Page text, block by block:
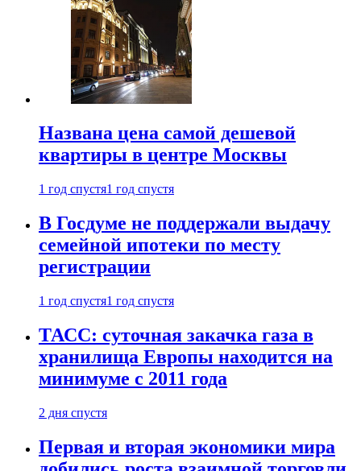
Названа цена самой дешевой
квартиры в центре Москвы
1 год спустя1 год спустя
В Госдуме не поддержали выдачу
семейной ипотеки по месту
регистрации
1 год спустя1 год спустя
ТАСС: суточная закачка газа в
хранилища Европы находится на
минимуме с 2011 года
2 дня спустя
Первая и вторая экономики мира